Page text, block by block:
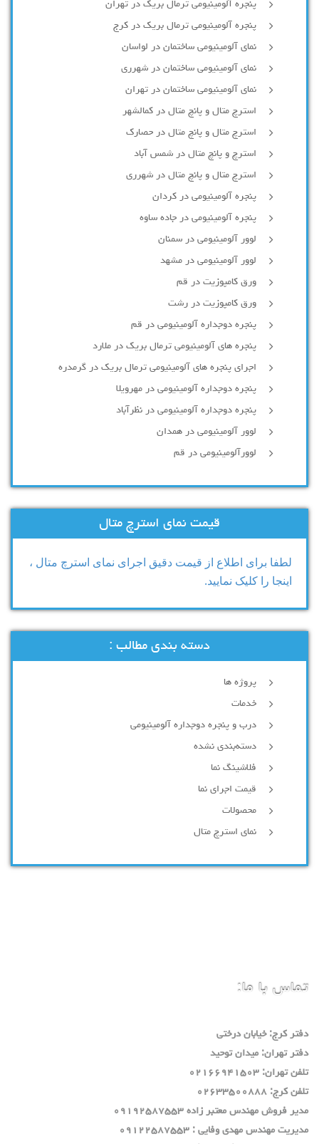
پنجره آلومینیومی ترمال بریک در تهران
پنجره آلومینیومی ترمال بریک در کرج
نمای آلومینیومی ساختمان در لواسان
نمای آلومینیومی ساختمان در شهرری
نمای آلومینیومی ساختمان در تهران
استرچ متال و پانچ متال در کمالشهر
استرچ متال و پانچ متال در حصارك
استرچ و پانچ متال در شمس آباد
استرچ متال و پانچ متال در شهرری
پنجره آلومینیومی در کردان
پنجره آلومینیومی در جاده ساوه
لوور آلومینیومی در سمنان
لوور آلومینیومی در مشهد
ورق کامپوزیت در قم
ورق کامپوزیت در رشت
پنجره دوجداره آلومينيومی در قم
پنجره های آلومینیومی ترمال بریک در ملارد
اجرای پنجره های آلومینیومی ترمال بریک در گرمدره
پنجره دوجداره آلومینیومی در مهرویلا
پنجره دوجداره آلومینیومی در نظرآباد
لوور آلومینیومی در همدان
لوورآلومینیومی در قم
قیمت نمای استرچ متال
لطفا برای اطلاع از قیمت دقیق اجرای نمای استرچ متال ،
اینجا را کلیک نمایید.
دسته بندی مطالب :
پروژه ها
خدمات
درب و پنجره دوجداره آلومینیومی
دسته‌بندی نشده
فلاشینگ نما
قیمت اجرای نما
محصولات
نمای استرچ متال
تماس با ما:
دفتر كرج: خيابان درختي
دفتر تهران: ميدان توحيد
تلفن تهران: ٠٢١٦٦٩٤١٥٠٣
تلفن كرج: ٠٢٦٣٣٥٠٠٨٨٨
مدير فروش مهندس معتبر زاده ٠٩١٩٢٥٨٧٥٥٣
مديريت مهندس مهدي وفايي : ٠٩١٢٢٥٨٧٥٥٣